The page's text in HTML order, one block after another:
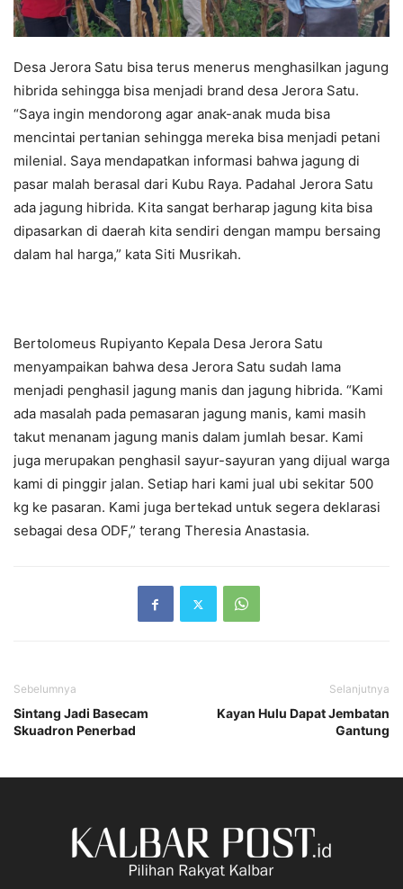
Desa Jerora Satu bisa terus menerus menghasilkan jagung
hibrida sehingga bisa menjadi brand desa Jerora Satu.
“Saya ingin mendorong agar anak-anak muda bisa
mencintai pertanian sehingga mereka bisa menjadi petani
milenial. Saya mendapatkan informasi bahwa jagung di
pasar malah berasal dari Kubu Raya. Padahal Jerora Satu
ada jagung hibrida. Kita sangat berharap jagung kita bisa
dipasarkan di daerah kita sendiri dengan mampu bersaing
dalam hal harga,” kata Siti Musrikah.
Bertolomeus Rupiyanto Kepala Desa Jerora Satu
menyampaikan bahwa desa Jerora Satu sudah lama
menjadi penghasil jagung manis dan jagung hibrida. “Kami
ada masalah pada pemasaran jagung manis, kami masih
takut menanam jagung manis dalam jumlah besar. Kami
juga merupakan penghasil sayur-sayuran yang dijual warga
kami di pinggir jalan. Setiap hari kami jual ubi sekitar 500
kg ke pasaran. Kami juga bertekad untuk segera deklarasi
sebagai desa ODF,” terang Theresia Anastasia.
Sebelumnya
Sintang Jadi Basecam
Skuadron Penerbad
Selanjutnya
Kayan Hulu Dapat Jembatan
Gantung